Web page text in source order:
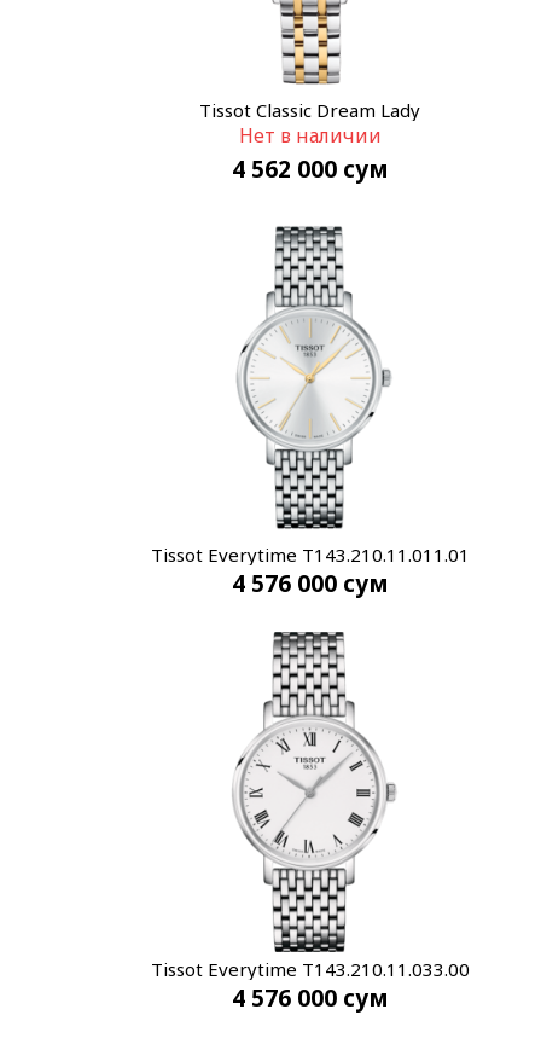
Tissot Classic Dream Lady
T129.210.22.031.00
Нет в наличии
4 562 000 сум
Tissot Everytime T143.210.11.011.01
4 576 000 сум
Tissot Everytime T143.210.11.033.00
4 576 000 сум